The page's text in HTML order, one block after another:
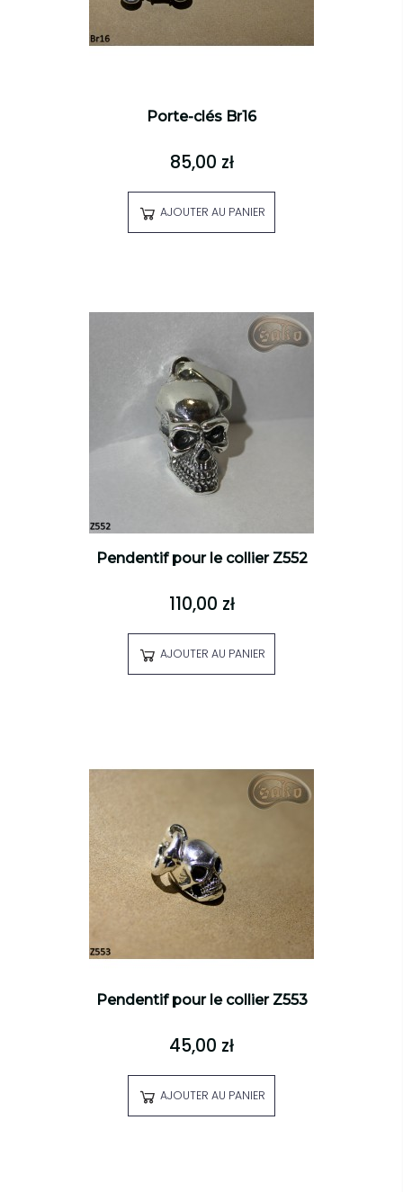
Porte-clés Br16
85,00 zł
AJOUTER AU PANIER
Pendentif pour le collier Z552
110,00 zł
AJOUTER AU PANIER
Pendentif pour le collier Z553
45,00 zł
AJOUTER AU PANIER